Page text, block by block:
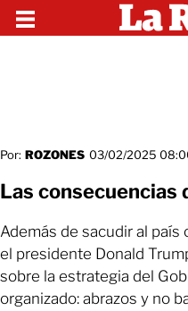
Por: ROZONES 03/02/2025
Las consecuencias
Además de sacudir al
el presidente Donald
sobre la estrategia del
organizado: abrazos y no